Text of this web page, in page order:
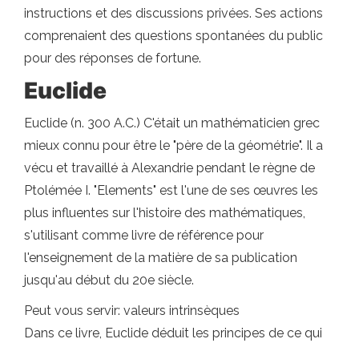
instructions et des discussions privées. Ses actions
comprenaient des questions spontanées du public
pour des réponses de fortune.
Euclide
Euclide (n. 300 A.C.) C'était un mathématicien grec
mieux connu pour être le "père de la géométrie". Il a
vécu et travaillé à Alexandrie pendant le règne de
Ptolémée I. "Elements" est l'une de ses œuvres les
plus influentes sur l'histoire des mathématiques,
s'utilisant comme livre de référence pour
l'enseignement de la matière de sa publication
jusqu'au début du 20e siècle.
Peut vous servir: valeurs intrinsèques
Dans ce livre, Euclide déduit les principes de ce qui